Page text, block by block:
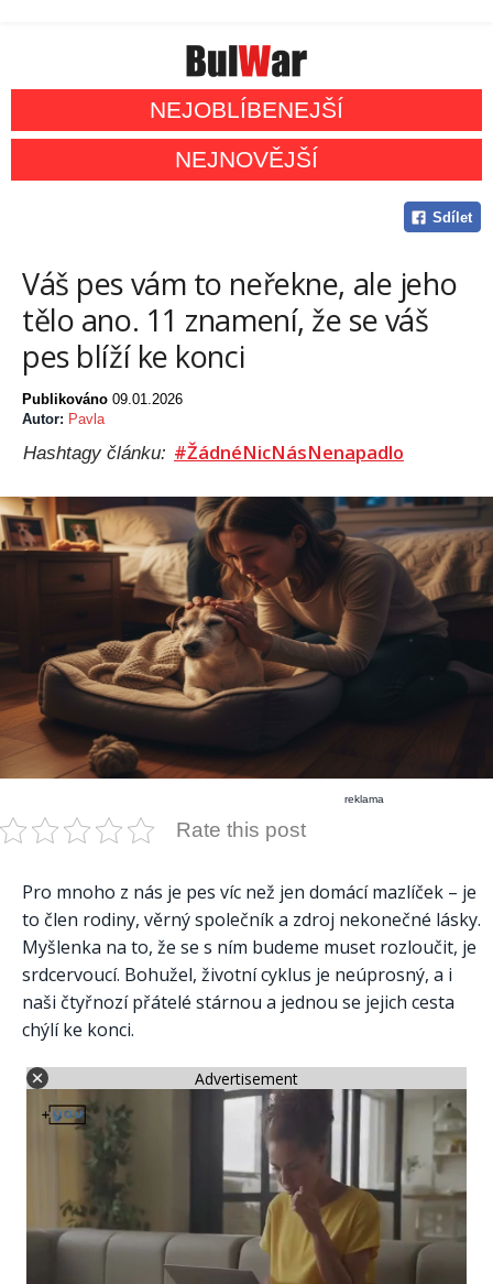
NEJOBLÍBENEJŠÍ
NEJNOVĚJŠÍ
Sdílet
Váš pes vám to neřekne, ale jeho
tělo ano. 11 znamení, že se váš
pes blíží ke konci
Publikováno 09.01.2026
Autor: Pavla
Hashtagy článku: #ŽádnéNicNásNenapadlo
reklama
Rate this post
Pro mnoho z nás je pes víc než jen domácí mazlíček – je
to člen rodiny, věrný společník a zdroj nekonečné lásky.
Myšlenka na to, že se s ním budeme muset rozloučit, je
srdcervoucí. Bohužel, životní cyklus je neúprosný, a i
naši čtyřnozí přátelé stárnou a jednou se jejich cesta
chýlí ke konci.
Advertisement